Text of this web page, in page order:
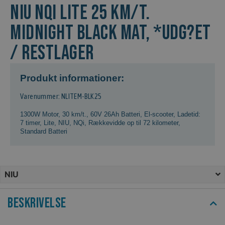
NIU NQi Lite 25 km/t.
Midnight Black Mat, *Udg?et
/ Restlager
Produkt informationer:
Varenummer: NLITEM-BLK25
1300W Motor, 30 km/t. 60V 26Ah Batteri El-scooter, Ladetid:
7 timer, Lite NIU NQi Rækkevidde op til 72 kilometer,
Standard Batteri
NIU
Beskrivelse